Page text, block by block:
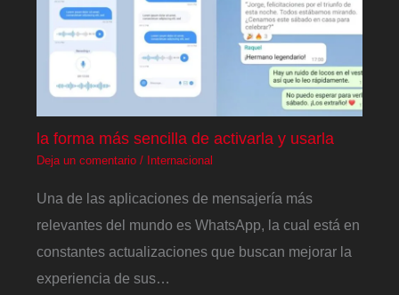
la forma más sencilla de activarla y usarla
Deja un comentario / Internacional
Una de las aplicaciones de mensajería más
relevantes del mundo es WhatsApp, la cual está en
constantes actualizaciones que buscan mejorar la
experiencia de sus…